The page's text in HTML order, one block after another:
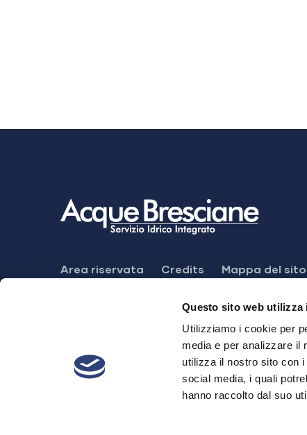
Questo sito web utilizza
Utilizziamo i cookie per
media e per analizzare il
utilizza il nostro sito con
social media, i quali
hanno raccolto dal suo
Footer
Menu
Area riservata Credits Mappa del sito
Meccanismo di feedback Dichiarazione
Acque Bresciane S.r.l. SB
Sede Legale. Via Cefalonia, 70 - 25124